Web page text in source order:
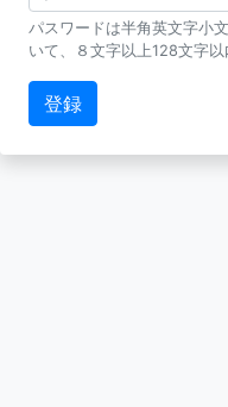
パスワードは半角英文字小
いて、８文字以上128文字以
登録